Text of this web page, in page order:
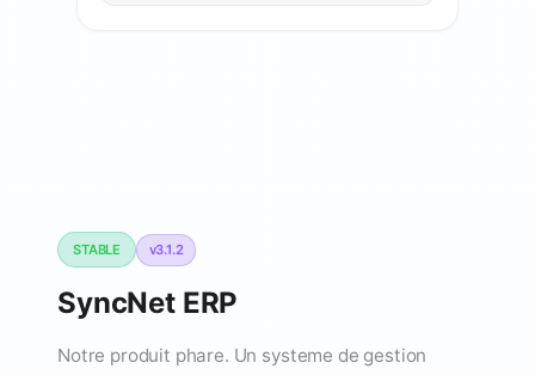
STABLE v3.1.2
SyncNet ERP
Notre produit phare. Un systeme de gestion